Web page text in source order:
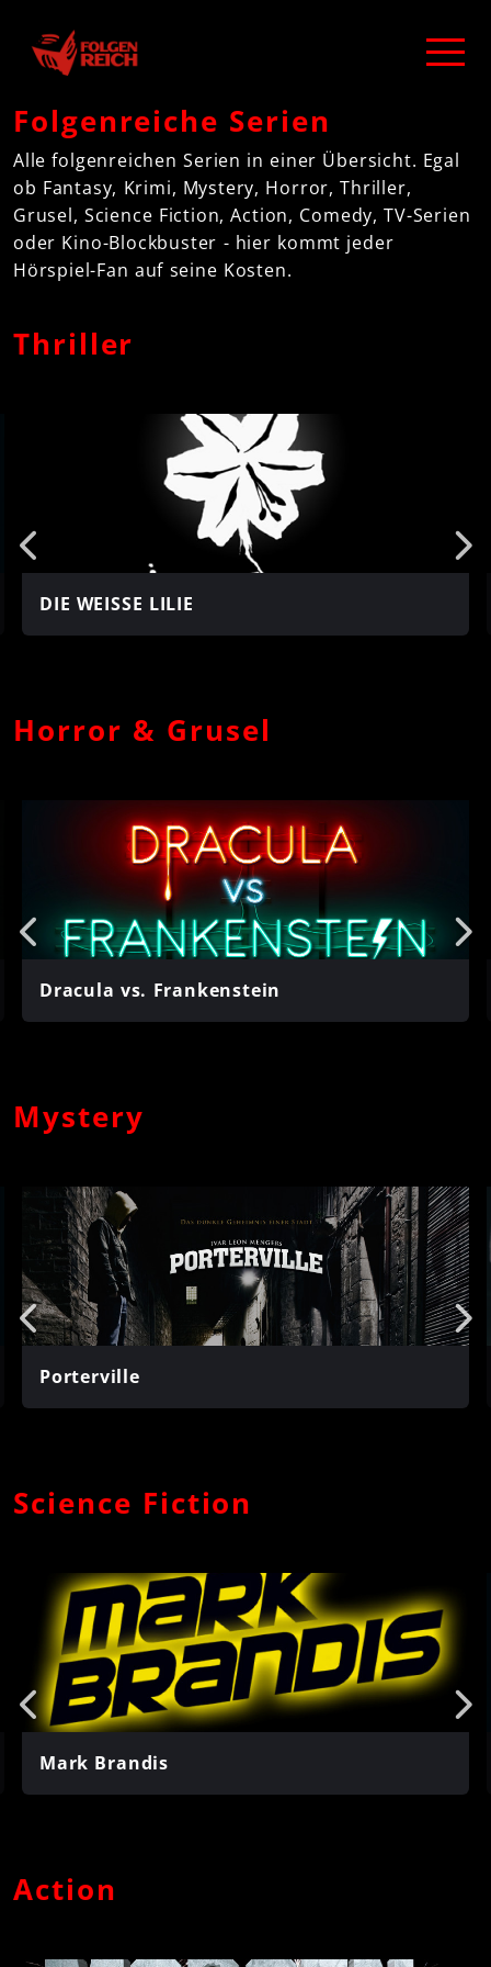
Folgenreiche Serien
Alle folgenreichen Serien in einer Übersicht. Egal
ob Fantasy, Krimi, Mystery, Horror, Thriller,
Grusel, Science Fiction, Action, Comedy, TV-Serien
oder Kino-Blockbuster - hier kommt jeder
Hörspiel-Fan auf seine Kosten.
Thriller
DIE WEISSE LILIE
Horror & Grusel
Dracula vs. Frankenstein
Mystery
Porterville
Science Fiction
Mark Brandis
Action